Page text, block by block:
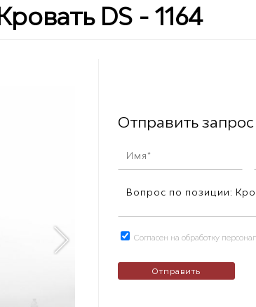
DS - 1164
Отправить запрос
Согласен на обработку